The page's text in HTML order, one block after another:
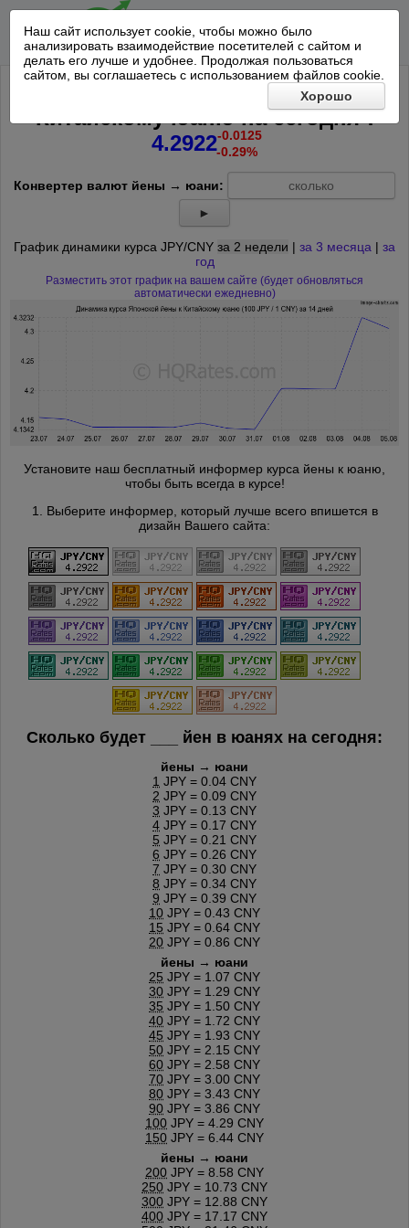
Наш сайт использует cookie, чтобы можно было
анализировать взаимодействие посетителей с сайтом и
делать его лучше и удобнее. Продолжая пользоваться
сайтом, вы соглашаетесь с использованием файлов cookie.
Хорошо
Курс 100 Японских йен к
Китайскому юаню насегодня*:
4.2922-0.0125
-0.29%
Конвертер валют йены → юани:
►
График динамики курса JPY/CNY за 2 недели | за 3 месяца | за
год
Разместить этот график на вашем сайте (будет обновляться
автоматически ежедневно)
Установите наш бесплатный информер курса йены к юаню,
чтобы быть всегда в курсе!
1. Выберите информер, который лучше всего впишется в
дизайн Вашего сайта:
Сколько будет йен в юанях на сегодня:
йены → юани
1 JPY = 0.04 CNY
2 JPY = 0.09 CNY
3 JPY = 0.13 CNY
4 JPY = 0.17 CNY
5 JPY = 0.21 CNY
6 JPY = 0.26 CNY
7 JPY = 0.30 CNY
8 JPY = 0.34 CNY
9 JPY = 0.39 CNY
10 JPY = 0.43 CNY
15 JPY = 0.64 CNY
20 JPY = 0.86 CNY
йены → юани
25 JPY = 1.07 CNY
30 JPY = 1.29 CNY
35 JPY = 1.50 CNY
40 JPY = 1.72 CNY
45 JPY = 1.93 CNY
50 JPY = 2.15 CNY
60 JPY = 2.58 CNY
70 JPY = 3.00 CNY
80 JPY = 3.43 CNY
90 JPY = 3.86 CNY
100 JPY = 4.29 CNY
150 JPY = 6.44 CNY
йены → юани
200 JPY = 8.58 CNY
250 JPY = 10.73 CNY
300 JPY = 12.88 CNY
400 JPY = 17.17 CNY